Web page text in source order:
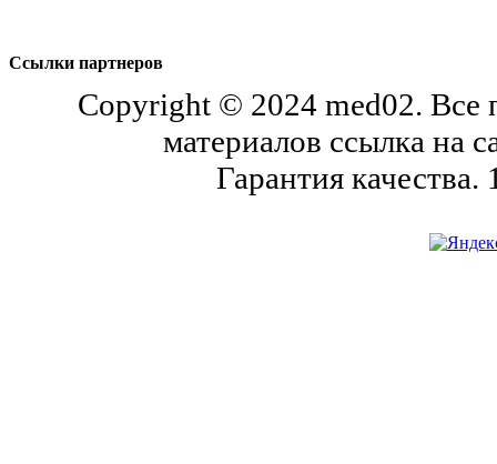
Ссылки партнеров
Copyright © 2024 med02. Все
материалов ссылка на
Гарантия